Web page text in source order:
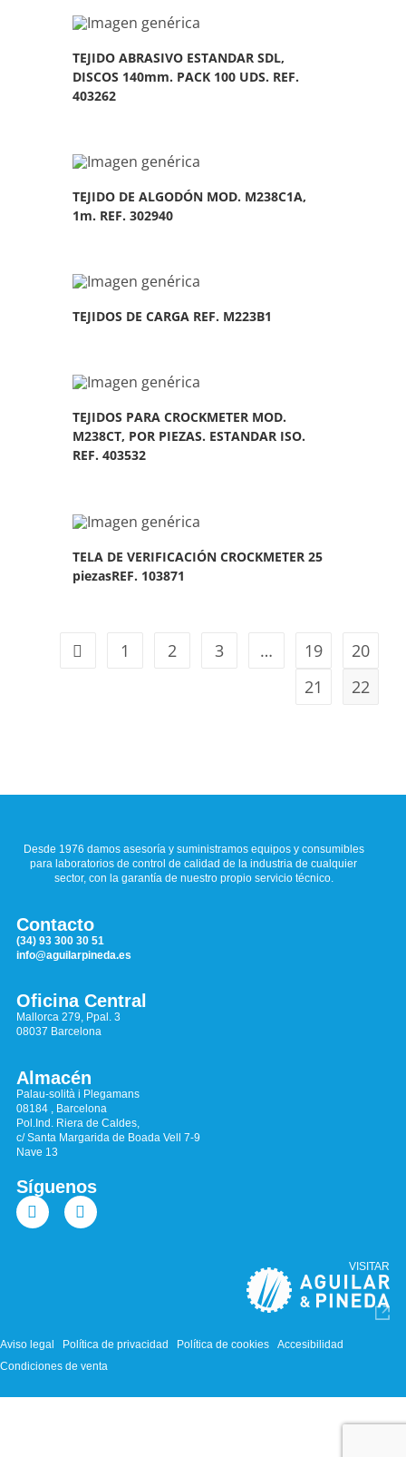
TEJIDO ABRASIVO ESTANDAR SDL,
DISCOS 140mm. PACK 100 UDS. REF.
403262
TEJIDO DE ALGODÓN MOD. M238C1A,
1m. REF. 302940
TEJIDOS DE CARGA REF. M223B1
TEJIDOS PARA CROCKMETER MOD.
M238CT, POR PIEZAS. ESTANDAR ISO.
REF. 403532
TELA DE VERIFICACIÓN CROCKMETER 25
piezasREF. 103871
1 2 3 … 19
20
21
22
Desde 1976 damos asesoría y suministramos equipos y consumibles
para laboratorios de control de calidad de la industria de cualquier
sector, con la garantía de nuestro propio servicio técnico.
Contacto
(34) 93 300 30 51
info@aguilarpineda.es
Oficina Central
Mallorca 279, Ppal. 3
08037 Barcelona
Almacén
Palau-solità i Plegamans
08184 , Barcelona
Pol.Ind. Riera de Caldes,
c/ Santa Margarida de Boada Vell 7-9
Nave 13
Síguenos
VISITAR
Aviso legal Política de privacidad Política de cookies
Accesibilidad
Condiciones de venta